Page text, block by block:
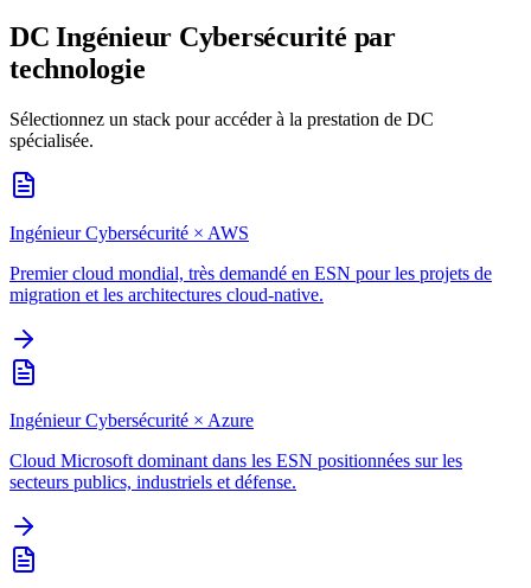
DCIngénieur Cybersécurité par
technologie
Sélectionnez un stack pour accéder à la prestation de DC
spécialisée.
Ingénieur Cybersécurité × AWS
Premier cloud mondial, très demandé en ESN pour les projets de
migration et les architectures cloud-native.
Ingénieur Cybersécurité × Azure
Cloud Microsoft dominant dans les ESN positionnées sur les
secteurs publics, industriels et défense.